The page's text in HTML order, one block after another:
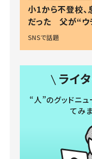
小1から不登校、
だった 父が“ウ
る理由とは #令
SNSで話題
ライ
“人”のグッドニ
てみ